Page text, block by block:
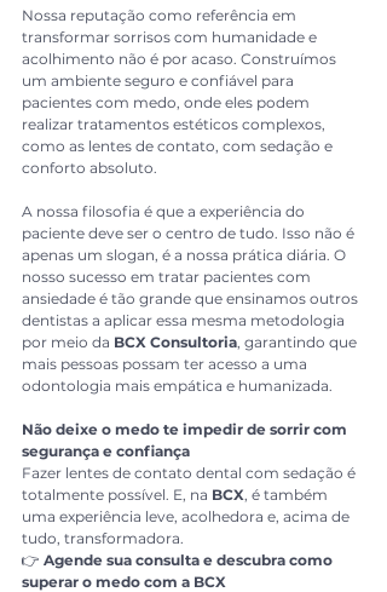
Nossa reputação como referência em
transformar sorrisos com humanidade e
acolhimento não é por acaso. Construímos
um ambiente seguro e confiável para
pacientes com medo, onde eles podem
realizar tratamentos estéticos complexos,
como as lentes de contato, com sedação e
conforto absoluto.
A nossa filosofia é que a experiência do
paciente deve ser o centro de tudo. Isso não é
apenas um slogan, é a nossa prática diária. O
nosso sucesso em tratar pacientes com
ansiedade é tão grande que ensinamos outros
dentistas a aplicar essa mesma metodologia
por meio da BCX Consultoria, garantindo que
mais pessoas possam ter acesso a uma
odontologia mais empática e humanizada.
Não deixe o medo te impedir de sorrir com
segurança e confiança
Fazer lentes de contato dental com sedação é
totalmente possível. E, na BCX, é também
uma experiência leve, acolhedora e, acima de
tudo, transformadora.
👉 Agende sua consulta e descubra como
superar o medo com a BCX